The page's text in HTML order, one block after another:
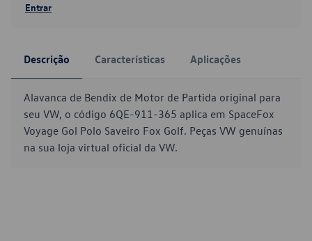
Entrar
Descrição Características Aplicações
Alavanca de Bendix de Motor de Partida original para
seu VW, o código 6QE-911-365 aplica em SpaceFox
Voyage Gol Polo Saveiro Fox Golf. Peças VW genuínas
na sua loja virtual oficial da VW.